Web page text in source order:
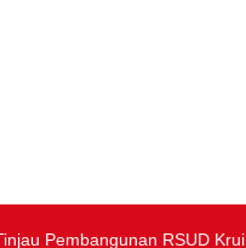
Pembangunan RSUD Krui